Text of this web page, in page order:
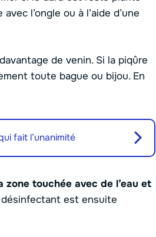
l’ongle ou à l’aide d’une
de venin. Si la piqûre
toute bague ou bijou. En
fait l’unanimité
zone touchée avec de l’eau et
désinfectant est ensuite